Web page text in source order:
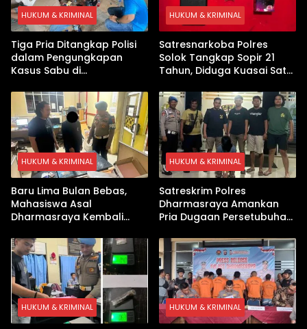
HUKUM & KRIMINAL
Tiga Pria Ditangkap Polisi
dalam Pengungkapan
Kasus Sabu di
Digital hingga Bong Disita
HUKUM & KRIMINAL
Satresnarkoba Polres
Solok Tangkap Sopir 21
Tahun, Diduga Kuasai Satu
HUKUM & KRIMINAL
Baru Lima Bulan Bebas,
Mahasiswa Asal
Dharmasraya Kembali
HUKUM & KRIMINAL
Satreskrim Polres
Dharmasraya Amankan
Pria Dugaan Persetubuhan
HUKUM & KRIMINAL HUKUM & KRIMINAL